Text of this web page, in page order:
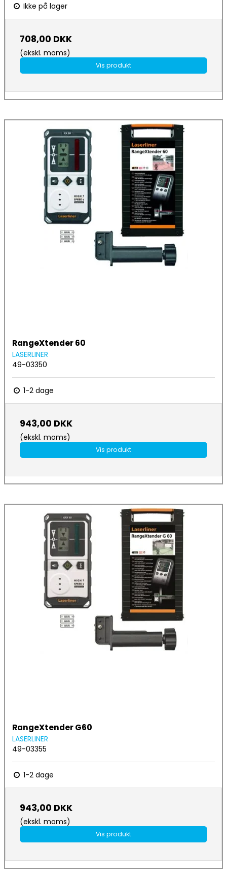
Ikke på lager
708,00 DKK
(ekskl. moms)
Vis produkt
RangeXtender 60
LASERLINER
49-03350
1-2 dage
943,00 DKK
(ekskl. moms)
Vis produkt
RangeXtender G60
LASERLINER
49-03355
1-2 dage
943,00 DKK
(ekskl. moms)
Vis produkt